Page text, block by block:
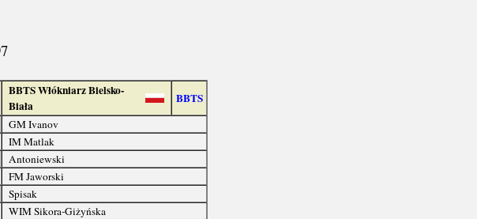
BBTS Włókniarz Bielsko-
Biała
BBTS
GM Ivanov
IM Matlak
Antoniewski
FM Jaworski
Spisak
WIM Sikora-Giżyńska